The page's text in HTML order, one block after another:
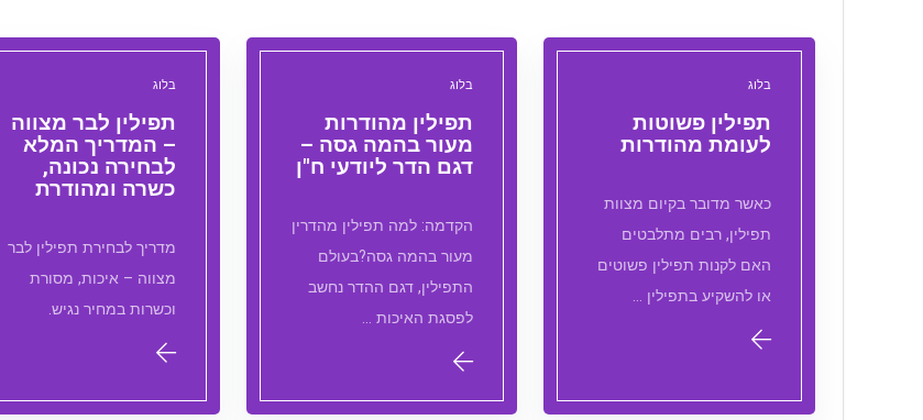
בלוג
תפילין פשוטות
לעומת מהודרות
כאשר מדובר בקיום מצוות
תפילין, רבים מתלבטים
האם לקנות תפילין פשוטים
או להשקיע בתפילין …
בלוג
תפילין מהודרות
מעור בהמה גסה –
דגם הדר ליודעי ח"ן
הקדמה: למה תפילין מהדרין
מעור בהמה גסה?בעולם
התפילין, דגם ההדר נחשב
לפסגת האיכות …
בלוג
תפילין לבר מצווה
– המדריך המלא
לבחירה נכונה,
כשרה ומהודרת
מדריך לבחירת תפילין לבר
מצווה – איכות, מסורת
וכשרות במחיר נגיש.